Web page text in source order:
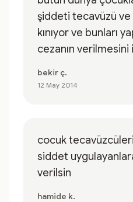
şiddeti tecavüzü
kınıyor ve bunları
cezanın
bekir ç.
12 May 2014
cocuk
siddet uygulayanlara agir
verilsin
hamide k.